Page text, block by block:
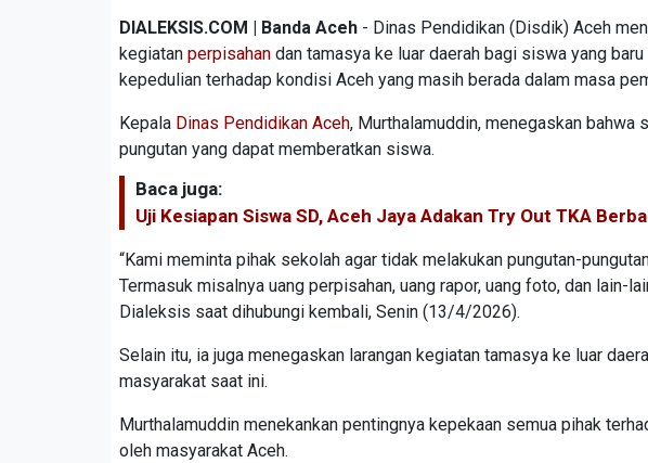
DIALEKSIS.COM | Banda Aceh - Dinas Pendidikan (Disdik) Aceh
kegiatan perpisahan dan tamasya ke luar daerah bagi siswa yang
kepedulian terhadap kondisi Aceh yang masih berada dalam masa
Kepala Dinas Pendidikan Aceh, Murthalamuddin, menegaskan bahwa
pungutan yang dapat memberatkan siswa.
Baca juga:
Uji Kesiapan Siswa SD, Aceh Jaya Adakan Try Out TKA
“Kami meminta pihak sekolah agar tidak melakukan pungutan-
Termasuk misalnya uang perpisahan, uang rapor, uang foto, dan lain-
Dialeksis saat dihubungi kembali, Senin (13/4/2026).
Selain itu, ia juga menegaskan larangan kegiatan tamasya ke luar
masyarakat saat ini.
Murthalamuddin menekankan pentingnya kepekaan semua pihak
oleh masyarakat Aceh.